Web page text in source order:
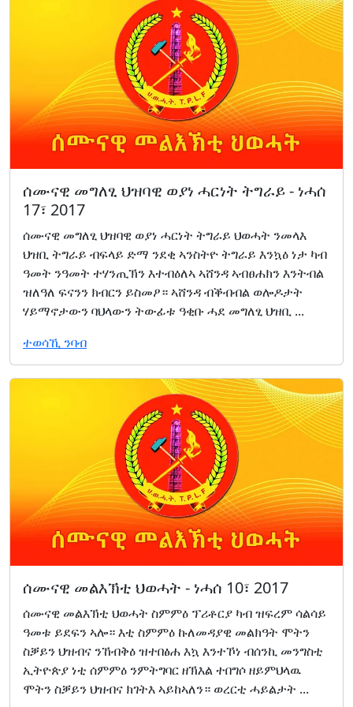
ሰሙናዊ መግለፂ ህዝባዊ ወያነ ሓርነት ትግራይ - ነሓሰ
17፣ 2017
ሰሙናዊ መግለፂ ህዝባዊ ወያነ ሓርነት ትግራይ ህወሓት ንመላእ
ህዝቢ ትግራይ ብፍላይ ድማ ንደቂ ኣንስትዮ ትግራይ እንኳዕ ነታ ካብ
ዓመት ንዓመት ተሃንጢኽን እተብዕለኣ ኣሸንዳ ኣብፀሐክን እንትብል
ዝለዓለ ፍናንን ክብርን ይስመዖ። ኣሸንዳ ብቕብብል ወሎዶታት
ሃይማኖታውን ባህላውን ትውፊቱ ዓቂቡ ሓደ መግለፂ ህዝቢ ...
ተወሳኺ ንባብ
ሰሙናዊ መልእኽቲ ህወሓት - ነሓሰ 10፣ 2017
ሰሙናዊ መልእኽቲ ህወሓት ስምምዕ ፕሪቶርያ ካብ ዝፍረም ሳልሳይ
ዓመቱ ይደፍን ኣሎ። እቲ ስምምዕ ኩለመዳያዊ መልክዓት ሞትን
ስቓይን ህዝብና ንኸብቅዕ ዝተበፅሐ እኳ እንተኾነ ብሰንኪ መንግስቲ
ኢትዮጵያ ነቲ ሰምምዕ ንምትግባር ዘኽእል ተበግሶ ዘይምህላዉ
ሞትን ስቓይን ህዝብና ክገትእ ኣይከኣለን። ወረርቲ ሓይልታት ...